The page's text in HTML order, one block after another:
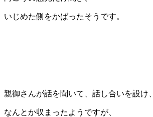
いじめた側をかばったそうです。
親御さんが話を聞いて、話し合いを設け、
なんとか収まったようですが、